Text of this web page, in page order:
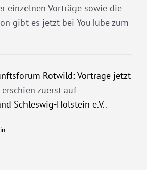
einzelnen Vorträge sowie die
gibt es jetzt bei YouTube zum
Rotwild: Vorträge jetzt
erschien zuerst auf
Schleswig-Holstein e.V..